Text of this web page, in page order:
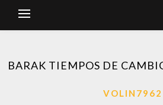
BARAK TIEMPOS DE
VOLIN7962